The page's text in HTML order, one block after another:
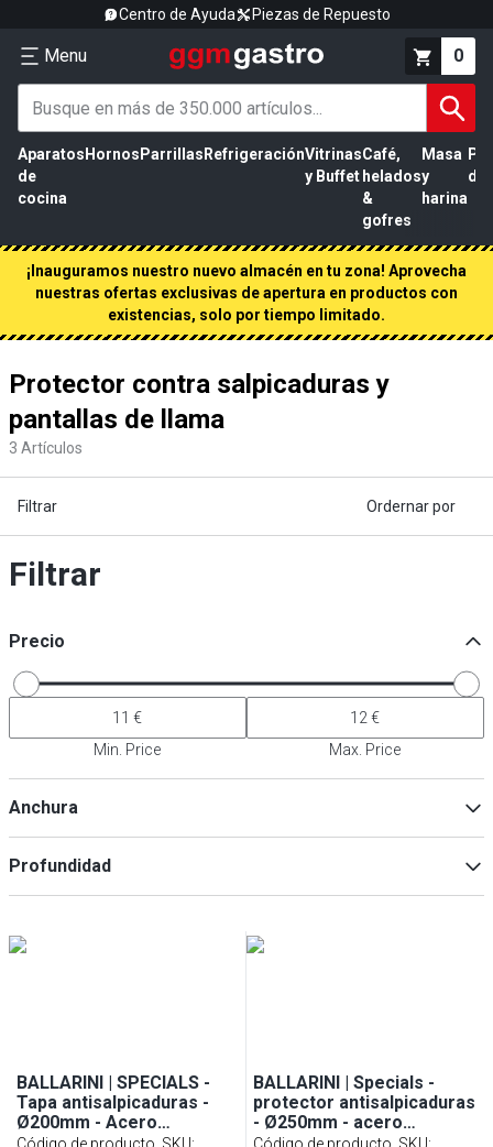
Centro de Ayuda Piezas de Repuesto
Menu 0
Aparatos
de
cocina
Hornos Parrillas RefrigeraciónVitrinas
y Buffet
Café,
helados
&
gofres
Masa
y
harina
de
¡Inauguramos nuestro nuevo almacén en tu zona! Aprovecha
nuestras ofertas exclusivas de apertura en productos con
existencias, solo por tiempo limitado.
Protector contra salpicaduras y
pantallas de llama
3 Artículos
Filtrar Ordernar por
Filtrar
Precio
Min. Price Max. Price
Anchura
Profundidad
BALLARINI | SPECIALS -
Tapa antisalpicaduras -
Ø200mm - Acero
inoxidable
BALLARINI | Specials -
protector antisalpicaduras
- Ø250mm - acero
inoxidable